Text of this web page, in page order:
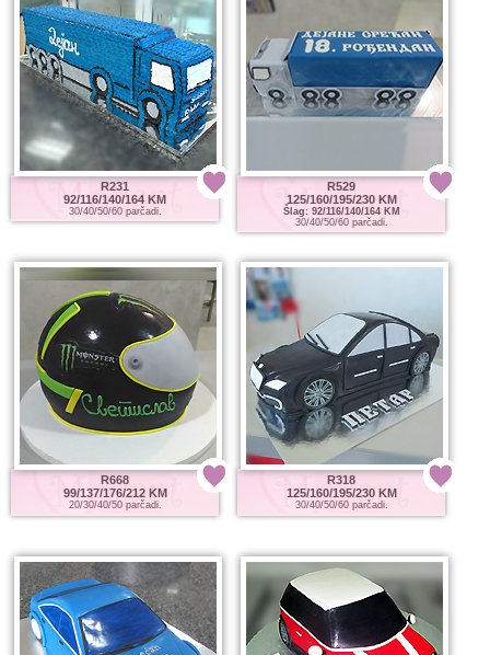
R231
92/116/140/164 KM
30/40/50/60 parčadi.
R529
125/160/195/230 KM
Šlag: 92/116/140/164 KM
30/40/50/60 parčadi.
R668
99/137/176/212 KM
20/30/40/50 parčadi.
R318
125/160/195/230 KM
30/40/50/60 parčadi.